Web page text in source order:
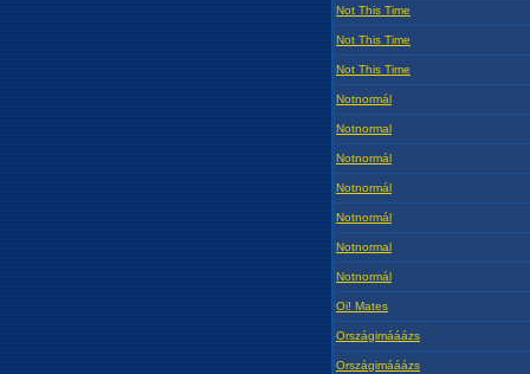
Not This Time
Not This Time
Not This Time
Notnormál
Notnormal
Notnormál
Notnormál
Notnormál
Notnormal
Notnormál
Oi! Mates
Országimááázs
Országimááázs